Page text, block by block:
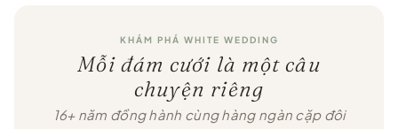
KHÁM PHÁ WHITE WEDDING
Mỗi đám cưới là một câu
chuyện riêng
16+ năm đồng hành cùng hàng ngàn cặp đôi